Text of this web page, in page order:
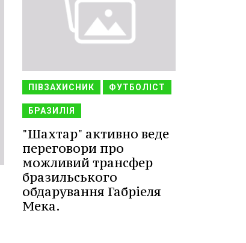
ПІВЗАХИСНИК ФУТБОЛІСТ
БРАЗИЛІЯ
"Шахтар" активно веде
переговори про
можливий трансфер
бразильського
обдарування Габріеля
Мека.